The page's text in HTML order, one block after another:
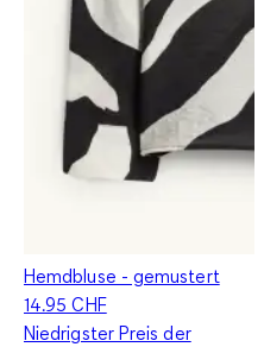
Hemdbluse - gemustert
14.95 CHF
Niedrigster Preis der